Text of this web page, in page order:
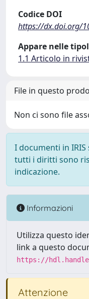
Codice DOI
https://dx.doi.org/
Appare nelle
1.1 Articolo in
File in questo
Non ci sono file
I documenti in
tutti i diritti sono
indicazione.
Informazioni
Utilizza questo
link a questo
https://
Attenzione